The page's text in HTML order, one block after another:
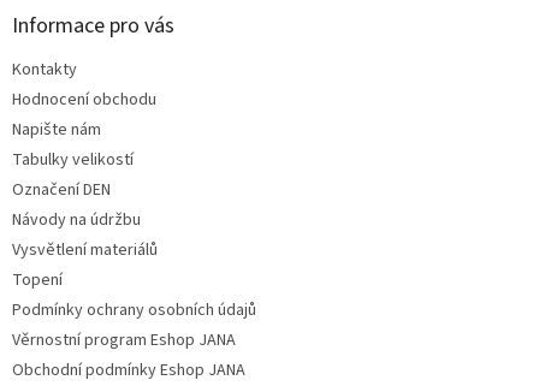
Informace pro vás
Kontakty
Hodnocení obchodu
Napište nám
Tabulky velikostí
Označení DEN
Návody na údržbu
Vysvětlení materiálů
Topení
Podmínky ochrany osobních údajů
Věrnostní program Eshop JANA
Obchodní podmínky Eshop JANA